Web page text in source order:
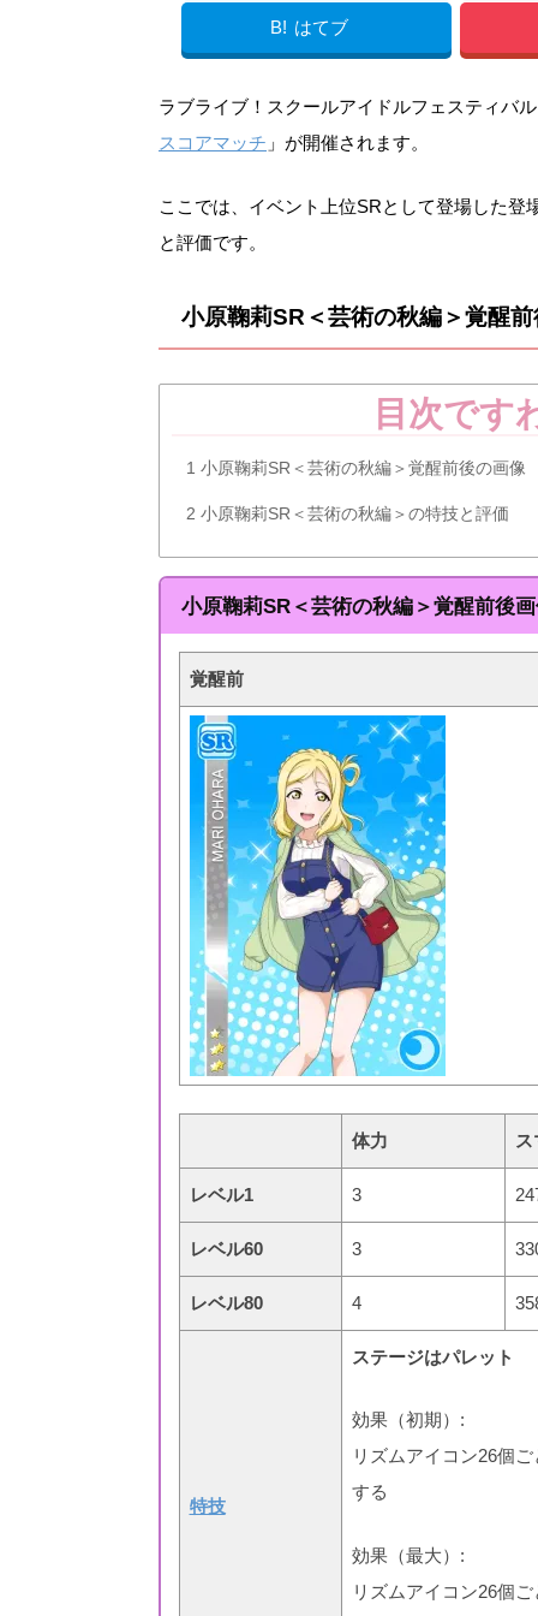
B! はてブ
ラブライブ！スクールアイドルフェスティバ
スコアマッチ 」が開催されます。
ここでは、イベント上位SRとして登場した
と評価です。
小原鞠莉SR＜芸術の秋編＞覚醒
目次です
1 小原鞠莉SR＜芸術の秋編＞覚醒前後の画像
2 小原鞠莉SR＜芸術の秋編＞の特技と評価
小原鞠莉SR＜芸術の秋編＞覚醒前後
覚醒前
体力
レベル1 3
レベル60 3
レベル80 4
特技
ステージはパレット
効果（初期）:
リズムアイコン26個
する
効果（最大）:
リズムアイコン26個